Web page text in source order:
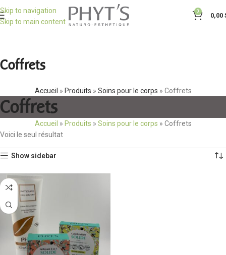
Skip to navigation
Skip to main content
0
0,00
Coffrets
Accueil » Produits » Soins pour le corps » Coffrets
Coffrets
Accueil » Produits » Soins pour le corps » Coffrets
Voici le seul résultat
Show sidebar